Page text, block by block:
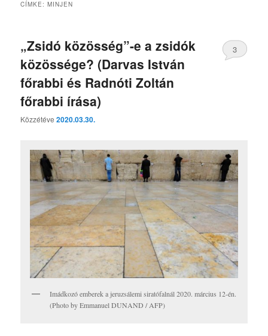
CÍMKE:MINJEN
„Zsidó közösség”-e a zsidók
közössége? (Darvas István
főrabbi és Radnóti Zoltán
főrabbi írása)
Közzétéve2020.03.30.
3
Imádkozó emberek a jeruzsálemi siratófalnál 2020. március 12-én.
(Photo by Emmanuel DUNAND / AFP)